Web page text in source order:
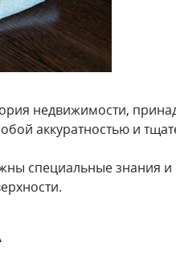
недвижимости,
аккуратностью и
специальные знания